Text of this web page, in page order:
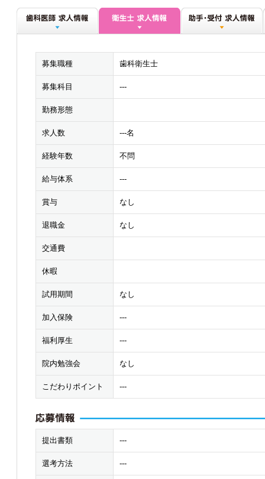
募集職種 歯科衛生士
募集科目 ---
勤務形態
求人数 ---名
経験年数 不問
給与体系 ---
賞与 なし
退職金 なし
交通費
休暇
試用期間 なし
加入保険 ---
福利厚生 ---
院内勉強会 なし
こだわりポイント ---
提出書類 ---
選考方法 ---